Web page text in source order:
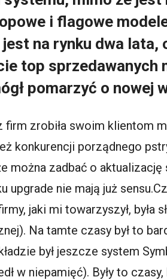
i flagowe
na rynku dwa lata,
top
pomarzyć o nowej
firm zrobiła swoim klientom
konkurencji porządnego
można zadbać o
upgrade nie mają już
jaki mi towarzyszył, była
Na tamte czasy był to
był jeszcze system
w niepamięć). Były to